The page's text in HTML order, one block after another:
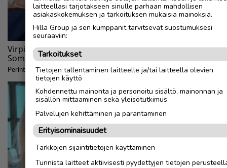
laitteellasi tarjotakseen sinulle parhaan mahdollisen
asiakaskokemuksen ja tarkoituksen mukaisia mainoksia.
Hilla Group ja sen kumppanit tarvitsevat suostumuksesi
seuraaviin:
Tarkoitukset
Tietojen tallentaminen laitteelle ja/tai laitteella olevien
tietojen käyttö
Kohdennettu mainonta ja personoitu sisältö, mainonnan ja
sisällön mittaaminen sekä yleisötutkimus
Palvelujen kehittäminen ja parantaminen
Erityisominaisuudet
Tarkkojen sijaintitietojen käyttäminen
Tunnista laitteet aktiivisesti pyydettyjen tietojen